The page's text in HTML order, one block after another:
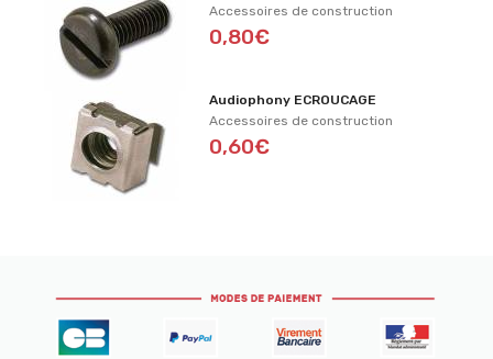
Accessoires de construction
0,80€
Audiophony ECROUCAGE
Accessoires de construction
0,60€